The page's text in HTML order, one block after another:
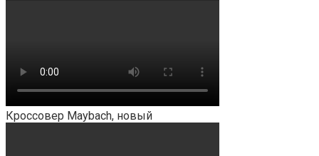
Кроссовер Maybach, новый